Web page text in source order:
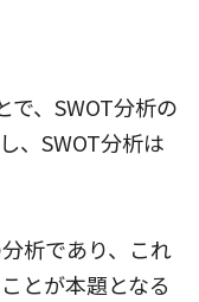
、SWOT分析の
、SWOT分析は
析であり、これ
とが本題となる